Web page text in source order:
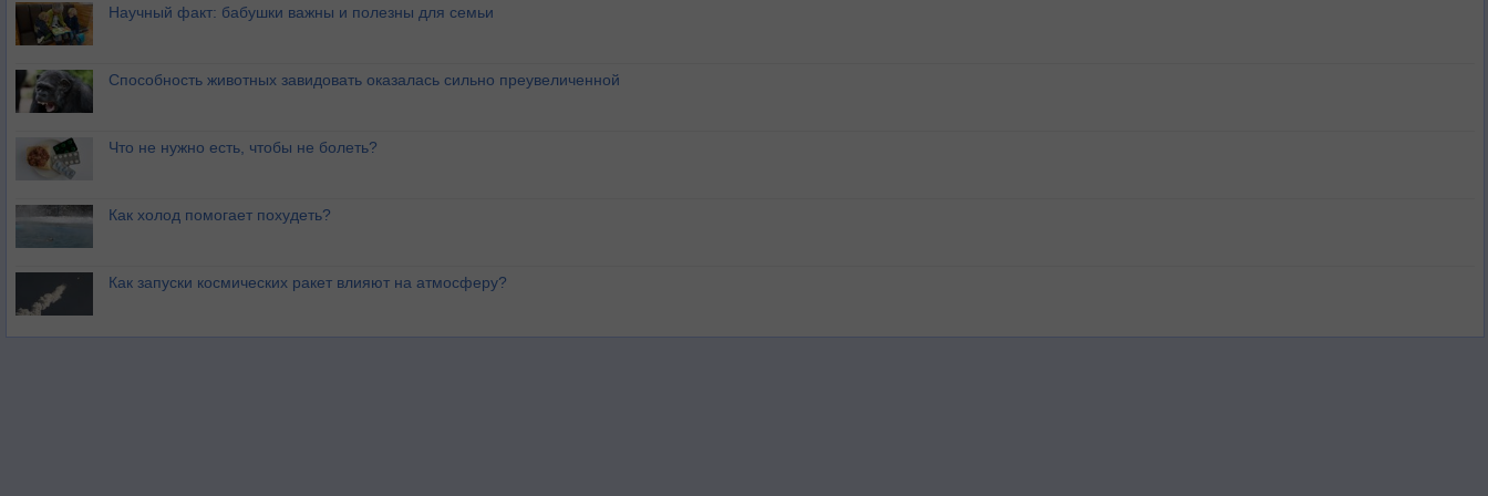
Научный факт: бабушки важны и полезны для семьи
Способность животных завидовать оказалась сильно преувеличенной
Что не нужно есть, чтобы не болеть?
Как холод помогает похудеть?
Как запуски космических ракет влияют на атмосферу?